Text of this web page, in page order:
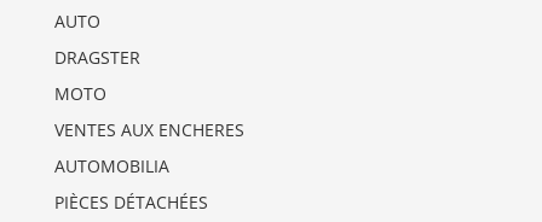
AUTO
DRAGSTER
MOTO
VENTES AUX ENCHERES
AUTOMOBILIA
PIÈCES DÉTACHÉES